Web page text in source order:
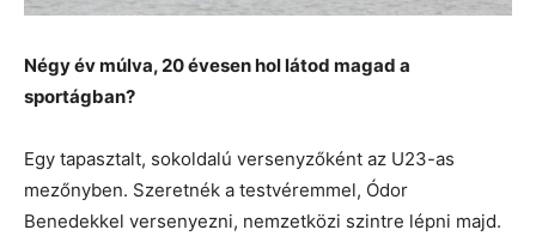
Négy év múlva, 20 évesen hol látod magad a
sportágban?
Egy tapasztalt, sokoldalú versenyzőként az U23-as
mezőnyben. Szeretnék a testvéremmel, Ódor
Benedekkel versenyezni, nemzetközi szintre lépni majd.